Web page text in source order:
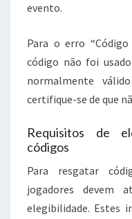
evento.
Para o erro
código não foi
normalmente
certifique-se de que
Requisitos de
códigos
Para resgatar
jogadores devem
elegibilidade. Estes